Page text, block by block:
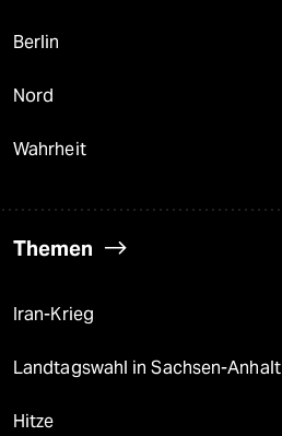
Berlin
Nord
Wahrheit
Themen
Iran-Krieg
Landtagswahl in Sachsen-Anhalt
Hitze